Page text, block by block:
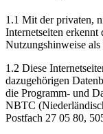
1.1 Mit der privaten,
Internetseiten erkennt
Nutzungshinweise
1.2 Diese
dazugehörigen
die Programm- und
NBTC
Postfach 27 05 80,